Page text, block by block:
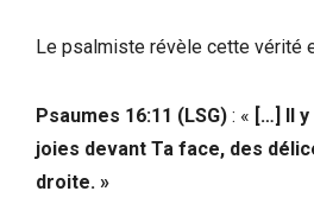
Le psalmiste révèle cette vérité
Psaumes 16:11 (LSG) : « […] Il y
joies devant Ta face, des
droite. »